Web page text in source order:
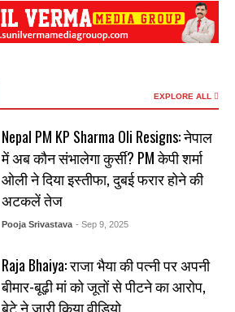
EXPLORE ALL
Nepal PM KP Sharma Oli Resigns: नेपाल
में अब कौन संभालेगा कुर्सी? PM केपी शर्मा
ओली ने दिया इस्तीफा, दुबई फरार होने की
अटकलें तेज
Pooja Srivastava - Sep 9, 2025
Raja Bhaiya: राजा भैया की पत्नी पर अपनी
बीमार-बूढ़ी मां को जूतों से पीटने का आरोप,
बेटे ने जारी किया वीडियो